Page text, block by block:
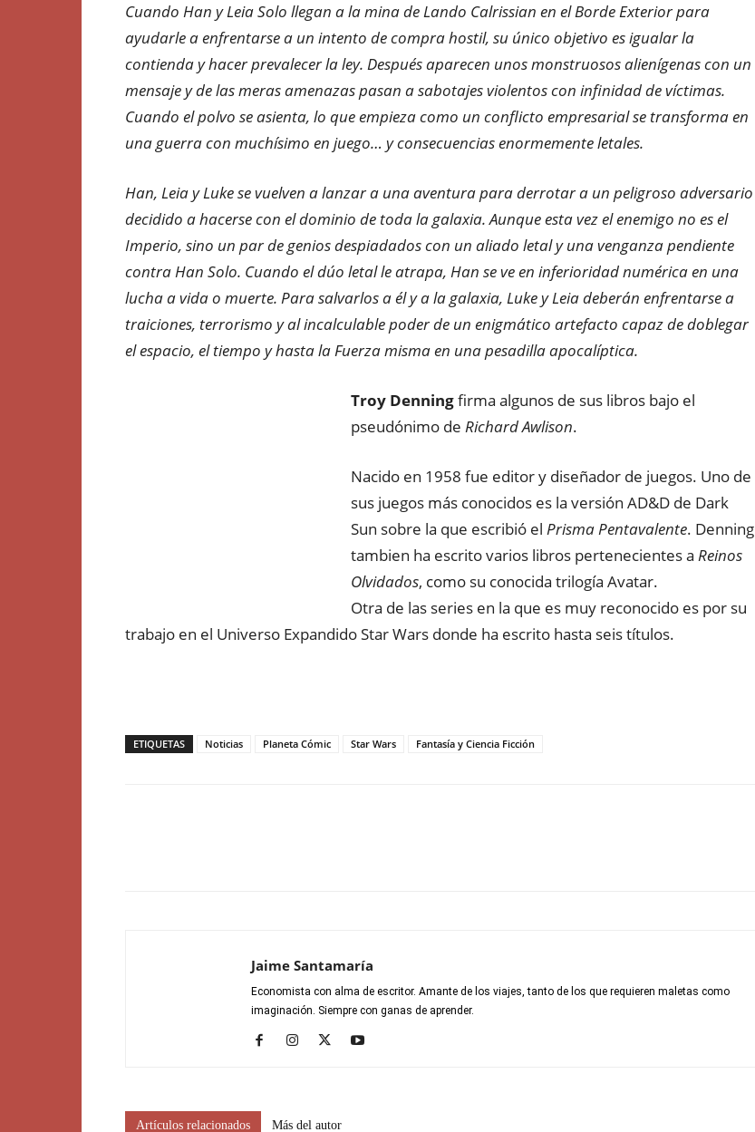
Cuando Han y Leia Solo llegan a la mina de Lando Calrissian en el Borde Exterior para
ayudarle a enfrentarse a un intento de compra hostil, su único objetivo es igualar la
contienda y hacer prevalecer la ley. Después aparecen unos monstruosos alienígenas con un
mensaje y de las meras amenazas pasan a sabotajes violentos con infinidad de víctimas.
Cuando el polvo se asienta, lo que empieza como un conflicto empresarial se transforma en
una guerra con muchísimo en juego… y consecuencias enormemente letales.
Han, Leia y Luke se vuelven a lanzar a una aventura para derrotar a un peligroso adversario
decidido a hacerse con el dominio de toda la galaxia. Aunque esta vez el enemigo no es el
Imperio, sino un par de genios despiadados con un aliado letal y una venganza pendiente
contra Han Solo. Cuando el dúo letal le atrapa, Han se ve en inferioridad numérica en una
lucha a vida o muerte. Para salvarlos a él y a la galaxia, Luke y Leia deberán enfrentarse a
traiciones, terrorismo y al incalculable poder de un enigmático artefacto capaz de doblegar
el espacio, el tiempo y hasta la Fuerza misma en una pesadilla apocalíptica.
Troy Denningfirma algunos de sus libros bajo el
pseudónimo de Richard Awlison.
Nacido en 1958 fue editor y diseñador de juegos. Uno de
sus juegos más conocidos es la versión AD&D de Dark
Sun sobre la que escribió el Prisma Pentavalente. Denning
tambien ha escrito varios libros pertenecientes a Reinos
Olvidados, como su conocida trilogía Avatar.
Otra de las series en la que es muy reconocido es por su
trabajo en el Universo Expandido Star Wars donde ha escrito hasta seis títulos.
ETIQUETAS Noticias Planeta Cómic Star Wars Fantasía y Ciencia Ficción
Jaime Santamaría
Economista con alma de escritor. Amante de los viajes, tanto de los que requieren maletas como
imaginación. Siempre con ganas de aprender.
Artículos relacionados Más del autor